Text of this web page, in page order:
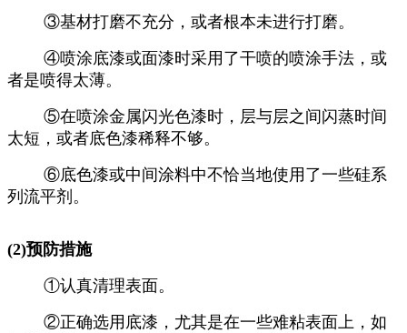
③基材打磨不充分，或者根本未进行打磨。
④喷涂底漆或面漆时采用了干喷的喷涂手法，或
者是喷得太薄。
⑤在喷涂金属闪光色漆时，层与层之间闪蒸时间
太短，或者底色漆稀释不够。
⑥底色漆或中间涂料中不恰当地使用了一些硅系
列流平剂。
(2)预防措施
①认真清理表面。
②正确选用底漆，尤其是在一些难粘表面上，如